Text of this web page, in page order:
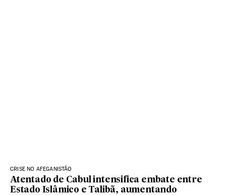
CRISE NO AFEGANISTÃO
Atentado de Cabul intensifica embate entre
Estado Islâmico e Talibã, aumentando